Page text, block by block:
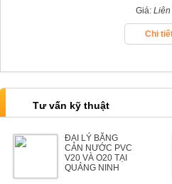
Giá: Liên
Chi
Tư vấn kỹ thuật
ĐẠI LÝ BĂNG
CẢN NƯỚC PVC
V20 VÀ O20 TẠI
QUẢNG NINH